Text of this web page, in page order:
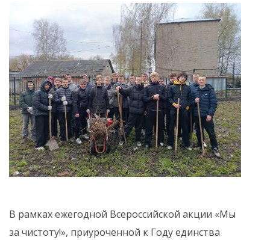
В рамках ежегодной Всероссийской акции «Мы
за чистоту!», приуроченной к Году единства